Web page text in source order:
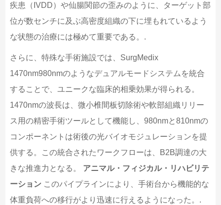
疾患（IVDD）や仙腸関節の歪みのように、ターゲット部
位が数センチに及ぶ高密度組織の下に埋もれているよう
な状態の治療には極めて重要である。.
さらに、特殊な手術施設では、SurgMedix
1470nm980nmのようなデュアルモードシステムを統合
することで、ユニークな臨床的相乗効果が得られる。
1470nmの波長は、微小椎間板切除術や軟部組織リリー
ス用の精密手術ツールとして機能し、980nmと810nmの
コンポーネントは術後の光バイオモジュレーションを提
供する。この統合されたワークフローは、B2B調達の大
きな推進力となる。 アニマル・フィジカル・リハビリテ
ーションこのパイプラインにより、手術台から機能的な
体重負荷への移行がより迅速に行えるようになった。.